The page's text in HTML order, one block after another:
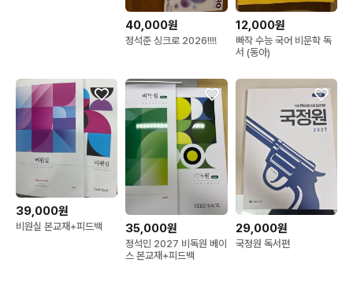
40,000원
정석준 싱크로 2026!!!!
12,000원
빠작 수능 국어 비문학 독
서 (동아)
39,000원
비원실 본교재+피드백 35,000원
정석민 2027 비독원 베이
스 본교재+피드백
29,000원
국정원 독서편